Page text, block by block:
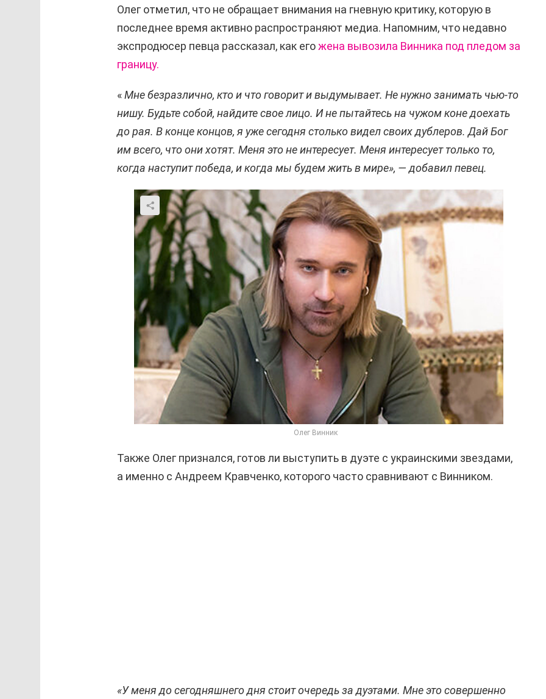
Олег отметил, что не обращает внимания на гневную критику, которую в
последнее время активно распространяют медиа. Напомним, что недавно
экспродюсер певца рассказал, как егожена вывозила Винника под пледом за
границу.
«Мне безразлично, кто и что говорит и выдумывает. Не нужно занимать чью-то
нишу. Будьте собой, найдите свое лицо. И не пытайтесь на чужом коне доехать
до рая. В конце концов, я уже сегодня столько видел своих дублеров. Дай Бог
им всего, что они хотят. Меня это не интересует. Меня интересует только то,
когда наступит победа, и когда мы будем жить в мире», — добавил певец.
Олег Винник
Также Олег признался, готов ли выступить в дуэте с украинскими звездами,
а именно с Андреем Кравченко, которого часто сравнивают с Винником.
«У меня до сегодняшнего дня стоит очередь за дуэтами. Мне это совершенно